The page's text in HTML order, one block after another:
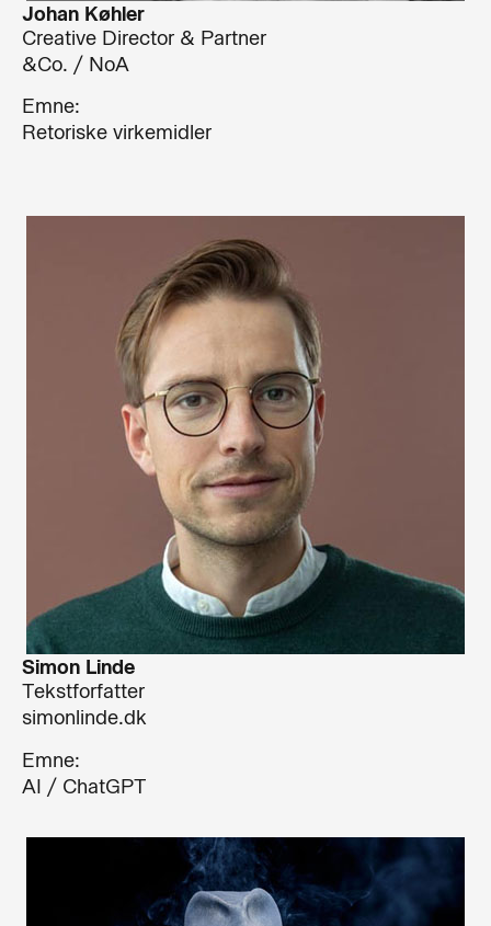
Johan Køhler
Creative Director & Partner
&Co. / NoA
Emne:
Retoriske virkemidler
Simon Linde
Tekstforfatter
simonlinde.dk
Emne:
AI / ChatGPT